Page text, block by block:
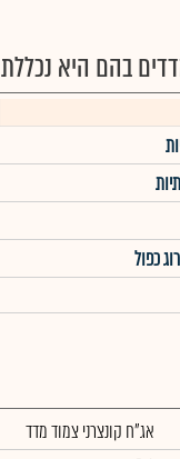
בהם היא נכללת
כפול
אג"ח קונצרני צמוד מדד